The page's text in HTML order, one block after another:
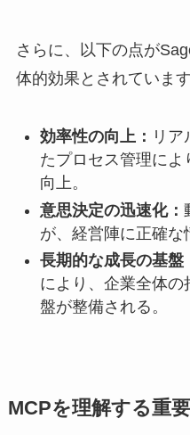
さらに、以下の点が
体的効果とされています
効率性の向上： リ
たプロセス管理に
向上。
意思決定の迅速化：
が、経営陣に正確な
長期的な成長の基盤
により、企業全体
盤が整備される。
MCPを理解する重